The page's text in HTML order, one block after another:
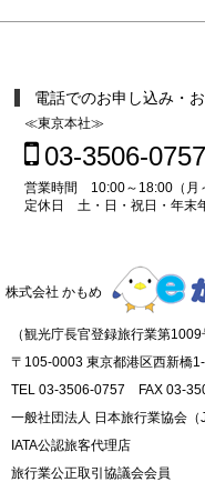
電話でのお申し込み・
≪東京本社≫
03-3506-0757
営業時間 10:00～18:00（月
定休日 土・日・祝日・年末
株式会社 かもめ
（観光庁長官登録旅行業第1009
〒105-0003 東京都港区西新橋
TEL 03-3506-0757 FAX 03-
一般社団法人 日本旅行業協会（
IATA公認旅客代理店
旅行業公正取引協議会会員